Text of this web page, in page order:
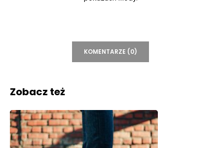
KOMENTARZE (0)
Zobacz też